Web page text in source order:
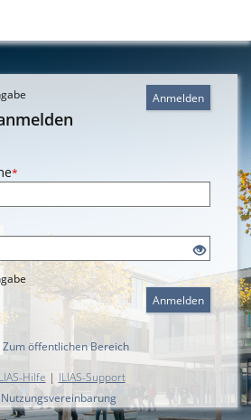
Anmelden
*
Anmelden
Zum öffentlichen Bereich
Hilfe | ILIAS-Support
Nutzungsvereinbarung